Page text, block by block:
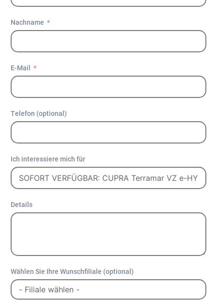
Nachname
E-Mail
Telefon (optional)
Ich interessiere mich für
Details
Wählen Sie Ihre Wunschfiliale (optional)